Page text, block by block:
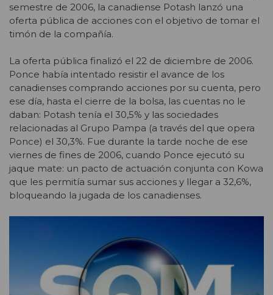
semestre de 2006, la canadiense Potash lanzó una
oferta pública de acciones con el objetivo de tomar el
timón de la compañía.
La oferta pública finalizó el 22 de diciembre de 2006.
Ponce había intentado resistir el avance de los
canadienses comprando acciones por su cuenta, pero
ese día, hasta el cierre de la bolsa, las cuentas no le
daban: Potash tenía el 30,5% y las sociedades
relacionadas al Grupo Pampa (a través del que opera
Ponce) el 30,3%. Fue durante la tarde noche de ese
viernes de fines de 2006, cuando Ponce ejecutó su
jaque mate: un pacto de actuación conjunta con Kowa
que les permitía sumar sus acciones y llegar a 32,6%,
bloqueando la jugada de los canadienses.